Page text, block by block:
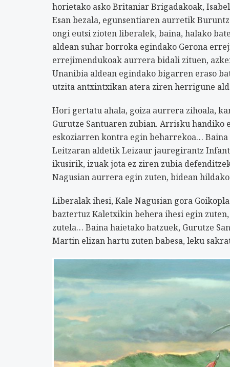
horietako asko Britaniar Brigadakoak,
Esan bezala, egunsentiaren aurretik
ongi eutsi zioten liberalek, baina, halako
aldean suhar borroka egindako Gerona
errejimendukoak aurrera bidali zituen,
Unanibia aldean egindako bigarren eraso
utzita antxintxikan atera ziren herrigune
Hori gertatu ahala, goiza aurrera zihoala,
Gurutze Santuaren zubian. Arrisku handiko
eskoziarren kontra egin beharrekoa…
Leitzaran aldetik Leizaur jauregirantz
ikusirik, izuak jota ez ziren zubia
Nagusian aurrera egin zuten, bidean
Liberalak ihesi, Kale Nagusian gora
baztertuz Kaletxikin behera ihesi egin
zutela… Baina haietako batzuek, Gurutze
Martin elizan hartu zuten babesa, leku